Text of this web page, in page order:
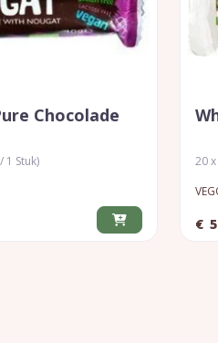
Chocolade
1 Stuk)
20
€